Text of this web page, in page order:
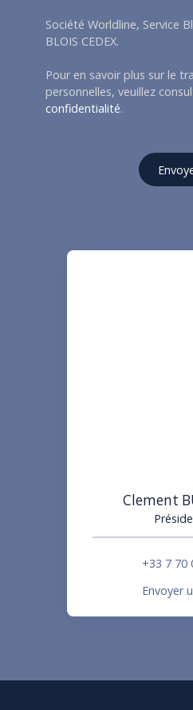
Société Worldline, Service
BLOIS CEDEX.
Pour en savoir plus sur le
personnelles, veuillez
confidentialité.
Clement
+33 7 70
Envoyer